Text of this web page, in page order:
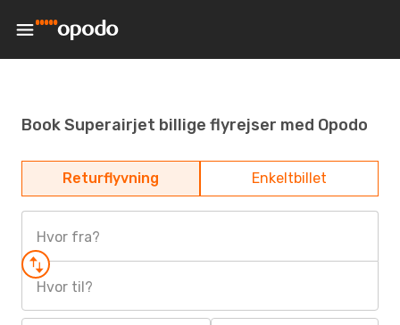
Book Superairjet billige flyrejser med Opodo
Returflyvning Enkeltbillet
Hvor fra?
Hvor til?